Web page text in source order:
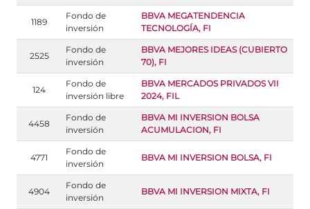
1189
Fondo de
inversión
BBVA MEGATENDENCIA
TECNOLOGÍA, FI
2525
Fondo de
inversión
BBVA MEJORES IDEAS (CUBIERTO
70), FI
124
Fondo de
inversión libre
BBVA MERCADOS PRIVADOS VII
2024, FIL
4458
Fondo de
inversión
BBVA MI INVERSION BOLSA
ACUMULACION, FI
4771
Fondo de
inversión
BBVA MI INVERSION BOLSA, FI
4904
Fondo de
inversión
BBVA MI INVERSION MIXTA, FI